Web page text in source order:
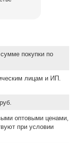
покупки по
лицам и ИП.
оптовыми ценами,
при условии